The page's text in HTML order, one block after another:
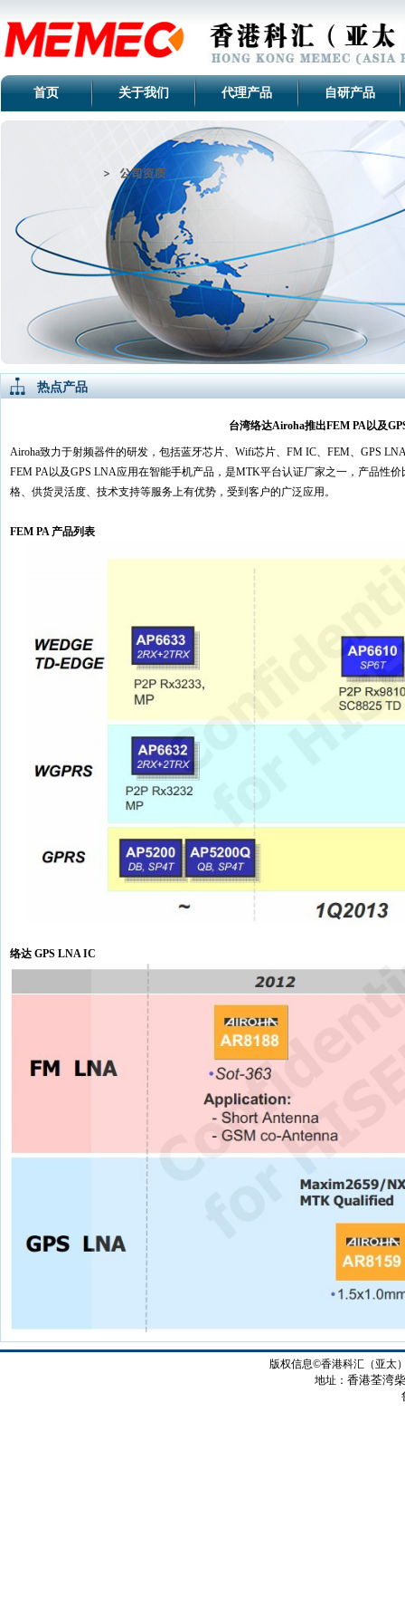
首页 关于我们 代理产品 自研产品
热点产品
台湾络达Airoha推出FEM PA以及
Airoha致力于射频器件的研发，包括蓝牙芯片、Wifi芯片、FM IC、FEM、GPS
FEM PA以及GPS LNA应用在智能手机产品，是MTK平台认证厂家之一，产品性
格、供货灵活度、技术支持等服务上有优势，受到客户的广泛应用。
FEM PA 产品列表
络达 GPS LNA IC
版权信息©香港科汇（亚太
地址： 香港荃湾